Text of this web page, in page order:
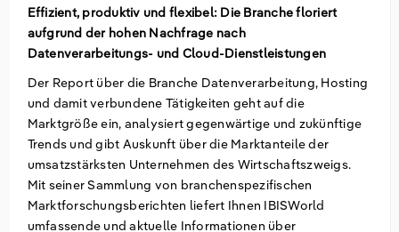
Effizient, produktiv und flexibel: Die Branche floriert
aufgrund der hohen Nachfrage nach
Datenverarbeitungs- und Cloud-Dienstleistungen
Der Report über die Branche Datenverarbeitung, Hosting
und damit verbundene Tätigkeiten geht auf die
Marktgröße ein, analysiert gegenwärtige und zukünftige
Trends und gibt Auskunft über die Marktanteile der
umsatzstärksten Unternehmen des Wirtschaftszweigs.
Mit seiner Sammlung von branchenspezifischen
Marktforschungsberichten liefert Ihnen IBISWorld
umfassende und aktuelle Informationen über
Groß- und Einzelhandel
Information und Kommunikation
Freiberufliche, wissenschaftliche und technische
Dienstleistungen
Deutschland
Italien
Irland
Spanien
Vereinigtes Königreich
Marketing
Private Equity
Sales Vertrieb
Bibliotheken